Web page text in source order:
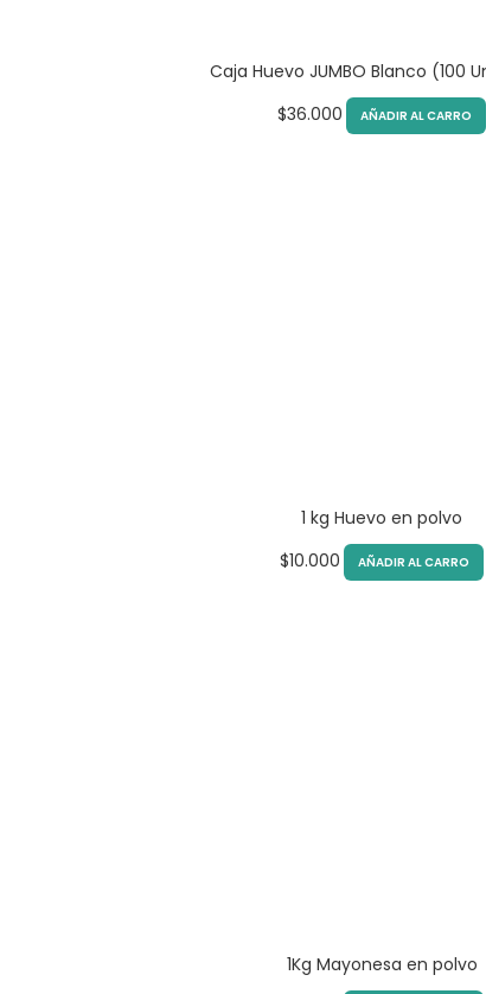
Caja Huevo JUMBO Blanco (100
$36.000 AÑADIR AL CARRO
1 kg Huevo en polvo
$10.000 AÑADIR AL CARRO
1Kg Mayonesa en polvo